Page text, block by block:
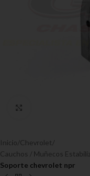
Inicio Chevrolet
Cauchos / Muñecos
Soporte chevrolet npr